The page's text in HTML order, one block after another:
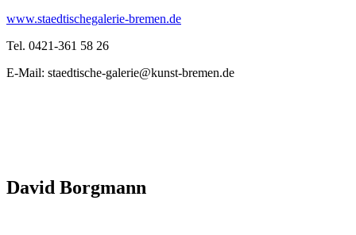
www.staedtischegalerie-bremen.de
Tel. 0421-361 58 26
E-Mail: staedtische-galerie@kunst-bremen.de
David Borgmann